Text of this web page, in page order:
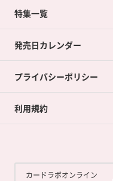
ネット買取について
買取承諾書について
ポイントカードTOP
ポイント交換景品
特集一覧
発売日カレンダー
プライバシーポリシー
利用規約
カードラボオンライン